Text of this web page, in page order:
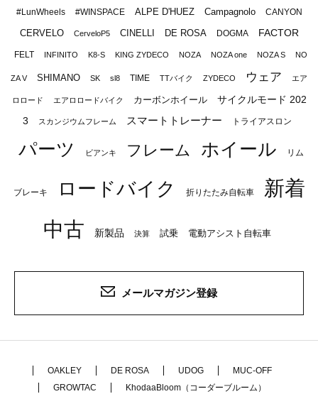
#LunWheels #WINSPACE ALPE D'HUEZ Campagnolo CANYON
CERVELO CerveloP5 CINELLI DE ROSA DOGMA FACTOR
FELT INFINITO K8-S KING ZYDECO NOZA NOZA one NOZA S NO
ZA V SHIMANO SK sl8 TIME TTバイク ZYDECO ウェア エア
ロロード エアロロードバイク カーボンホイール
サイクルモード 202
3
スカンジウムフレーム スマートトレーナー トライアスロン
パーツ ビアンキ フレーム ホイール リム
ブレーキ ロードバイク 折りたたみ自転車
新着
中古
新製品 決算 試乗 電動アシスト自転車
メールマガジン登録
OAKLEY DE ROSA UDOG
MUC-OFF
GROWTAC
KhodaaBloom（コーダーブルーム）